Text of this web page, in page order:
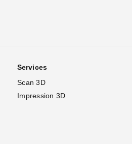
Services
Scan 3D
Impression 3D